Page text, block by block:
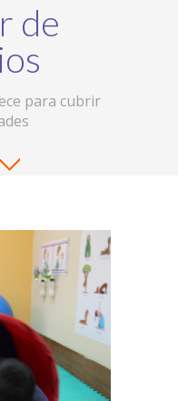
de
para cubrir